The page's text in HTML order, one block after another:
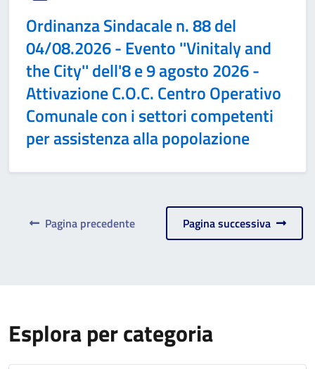
Ordinanza Sindacale n. 88 del
04/08.2026 - Evento ''Vinitaly and
the City'' dell'8 e 9 agosto 2026 -
Attivazione C.O.C. Centro Operativo
Comunale con i settori competenti
per assistenza alla popolazione
Pagina precedente Pagina successiva
Esplora per categoria